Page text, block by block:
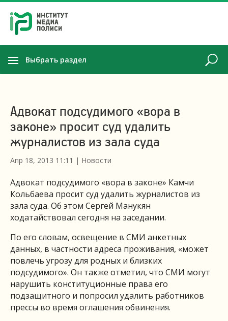
Выбрать раздел
Адвокат подсудимого «вора в
законе» просит суд удалить
журналистов из зала суда
Апр 18, 2013 11:11 | Новости
Адвокат подсудимого «вора в законе» Камчи
Кольбаева просит суд удалить журналистов из
зала суда. Об этом Сергей Манукян
ходатайствовал сегодня на заседании.
По его словам, освещение в СМИ анкетных
данных, в частности адреса проживания, «может
повлечь угрозу для родных и близких
подсудимого». Он также отметил, что СМИ могут
нарушить конституционные права его
подзащитного и попросил удалить работников
прессы во время оглашения обвинения.